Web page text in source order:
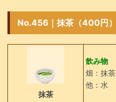
No.456｜抹茶（400円）
抹茶
飲み物
畑：抹茶
他：水